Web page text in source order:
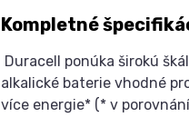
Kompletné
Duracell ponúka širokú
alkalické baterie vhodné
více energie* (* v